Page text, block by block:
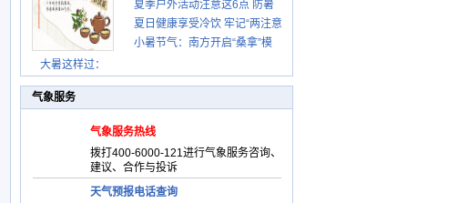
大暑这样过：
贴士
夏季户外活动注意这6点 防暑
健身两不误
夏日健康享受冷饮 牢记“两注意
一控制”
小暑节气：南方开启“桑拿”模
气象服务
气象服务热线
拨打400-6000-121进行气象服务咨询、
建议、合作与投诉
天气预报电话查询